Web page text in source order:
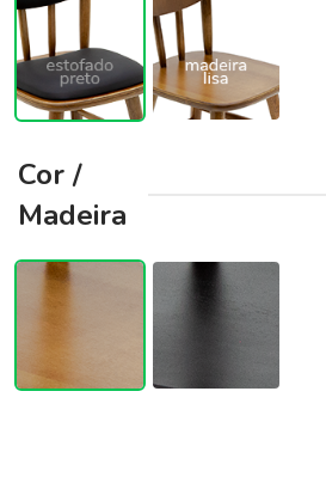
Cor /
Madeira